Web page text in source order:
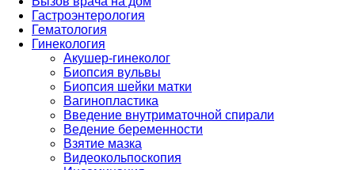
Гастроэнтерология
Гематология
Гинекология
Акушер-гинеколог
Биопсия вульвы
Биопсия шейки матки
Вагинопластика
Введение внутриматочной спирали
Ведение беременности
Взятие мазка
Видеокольпоскопия